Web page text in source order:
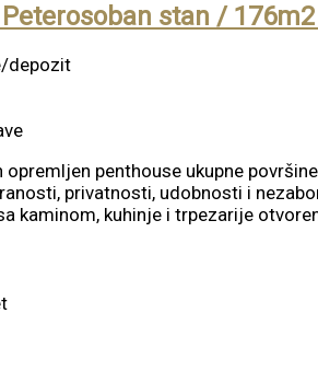
stan /
depozit
opremljen penthouse ukupne
privatnosti, udobnosti i
kaminom, kuhinje i trpezarije